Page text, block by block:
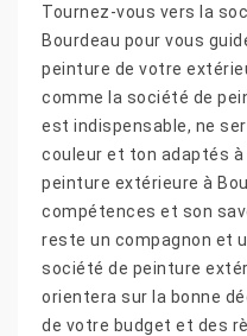
Tournez-vous vers la
Bourdeau pour vous
peinture de votre
comme la société de
est indispensable, ne
couleur et ton adaptés
peinture extérieure à
compétences et son
reste un compagnon et
société de peinture
orientera sur la bonne
de votre budget et des